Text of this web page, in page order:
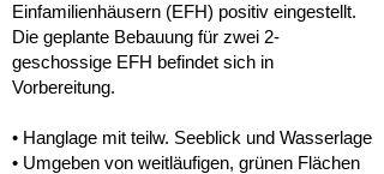
Einfamilienhäusern (EFH) positiv eingestellt.
Die geplante Bebauung für zwei 2-
geschossige EFH befindet sich in
Vorbereitung.
• Hanglage mit teilw. Seeblick und Wasserlage
• Umgeben von weitläufigen, grünen Flächen